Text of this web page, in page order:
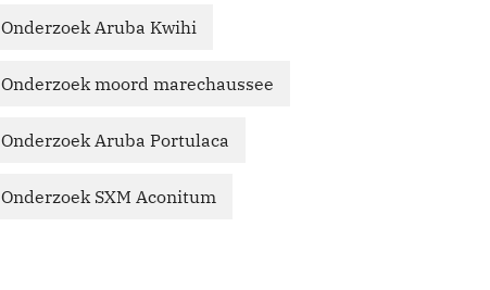
Onderzoek Aruba Kwihi
Onderzoek moord marechaussee
Onderzoek Aruba Portulaca
Onderzoek SXM Aconitum